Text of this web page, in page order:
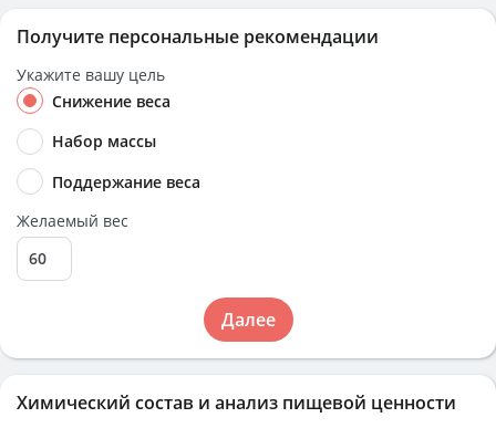
Химический состав и анализ пищевой ценности
Получите персональные рекомендации
Укажите вашу цель
Снижение веса
Набор массы
Поддержание веса
Желаемый вес
Далее